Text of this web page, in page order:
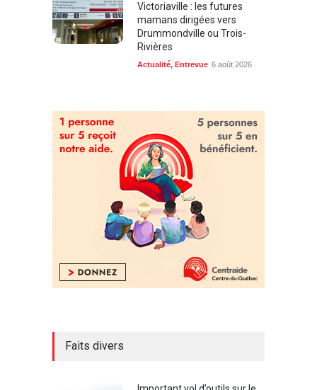
Victoriaville : les futures
mamans dirigées vers
Drummondville ou Trois-
Rivières
Actualité, Entrevue 6 août 2026
Faits divers